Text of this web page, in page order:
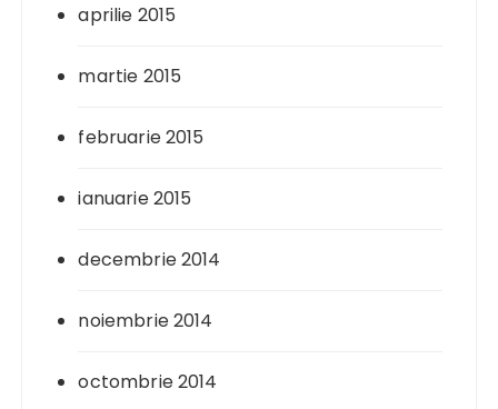
aprilie 2015
martie 2015
februarie 2015
ianuarie 2015
decembrie 2014
noiembrie 2014
octombrie 2014